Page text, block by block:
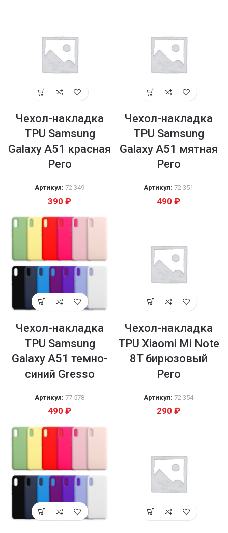
Чехол-накладка
TPU Samsung
Galaxy A51 красная
Pero
Артикул: 72 349
390 ₽
Чехол-накладка
TPU Samsung
Galaxy A51 мятная
Pero
Артикул: 72 351
490 ₽
Чехол-накладка
TPU Samsung
Galaxy A51 темно-
синий Gresso
Артикул: 77 578
490 ₽
Чехол-накладка
TPU Xiaomi Mi Note
8T бирюзовый
Pero
Артикул: 72 354
290 ₽